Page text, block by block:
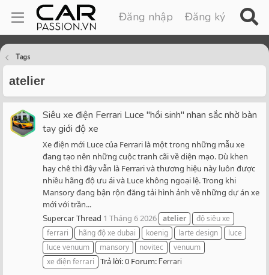
Đăng nhập Đăng ký
Tags
atelier
Siêu xe điện Ferrari Luce "hồi sinh" nhan sắc nhờ bàn
tay giới độ xe
Xe điện mới Luce của Ferrari là một trong những mẫu xe
đang tạo nên những cuộc tranh cãi về diện mạo. Dù khen
hay chê thì đây vẫn là Ferrari và thương hiệu này luôn được
nhiều hãng độ ưu ái và Luce không ngoại lệ. Trong khi
Mansory đang bận rộn đăng tải hình ảnh về những dự án xe
mới với trần...
SupercarThread 1 Tháng 6 2026 atelier
độ siêu xe
ferrari
hãng độ xe dubai koenig larte design
luce
luce venuum
mansory novitec
venuum
xe điện ferrari
Trả lời: 0 Forum:Ferrari